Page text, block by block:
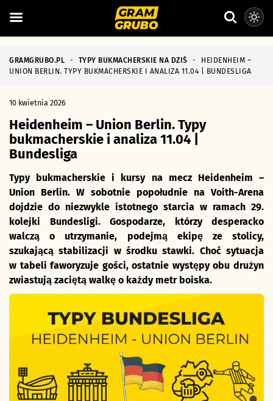
GRAMGRUBO.PL - TYPY BUKMACHERSKIE NA DZIŚ -
HEIDENHEIM –
UNION BERLIN. TYPY BUKMACHERSKIE I ANALIZA 11.04 | BUNDESLIGA
10 kwietnia 2026
Heidenheim – Union Berlin. Typy
bukmacherskie i analiza 11.04 |
Bundesliga
Typy bukmacherskie i kursy na mecz Heidenheim –
Union Berlin. W sobotnie popołudnie na Voith-Arena
dojdzie do niezwykle istotnego starcia w ramach 29.
kolejki Bundesligi. Gospodarze, którzy desperacko
walczą o utrzymanie, podejmą ekipę ze stolicy,
szukającą stabilizacji w środku stawki. Choć sytuacja
w tabeli faworyzuje gości, ostatnie występy obu drużyn
zwiastują zaciętą walkę o każdy metr boiska.